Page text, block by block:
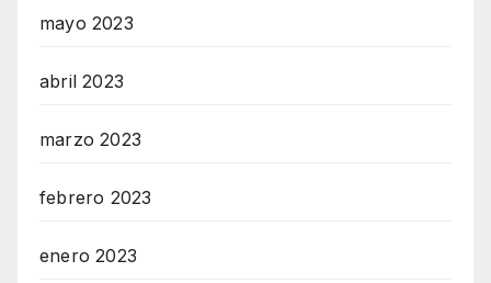
mayo 2023
abril 2023
marzo 2023
febrero 2023
enero 2023